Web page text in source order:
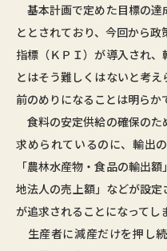
基本計画で定めた目標の達
ととされており、今回から
指標（ＫＰＩ）が導入され
とはそう難しくはないと考
前のめりになることは明らか
食料の安定供給の確保のた
求められているのに、輸出
「農林水産物・食品の輸出
地法人の売上額」などが設
が追求されることになってし
生産者に減産だけを押し